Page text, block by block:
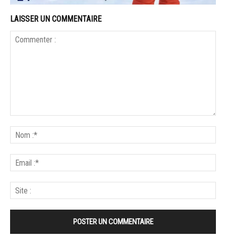
LAISSER UN COMMENTAIRE